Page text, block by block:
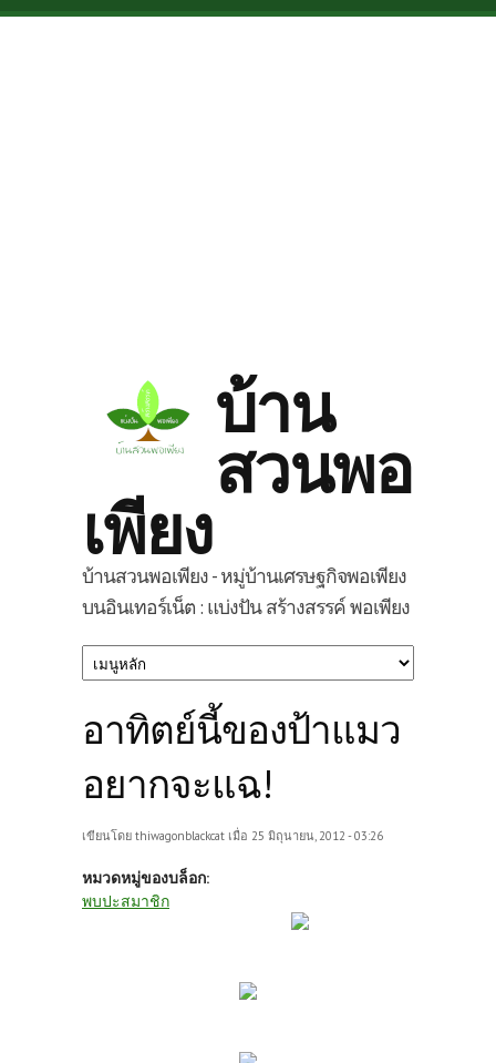
Skip to main content
บ้าน
สวนพอ
เพียง
บ้านสวนพอเพียง - หมู่บ้านเศรษฐกิจพอเพียง
บนอินเทอร์เน็ต : แบ่งปัน สร้างสรรค์ พอเพียง
อาทิตย์นี้ของป้าแมว
อยากจะแฉ!
เขียนโดย thiwagonblackcat เมื่อ 25 มิถุนายน, 2012 - 03:26
หมวดหมู่ของบล็อก:
พบปะสมาชิก